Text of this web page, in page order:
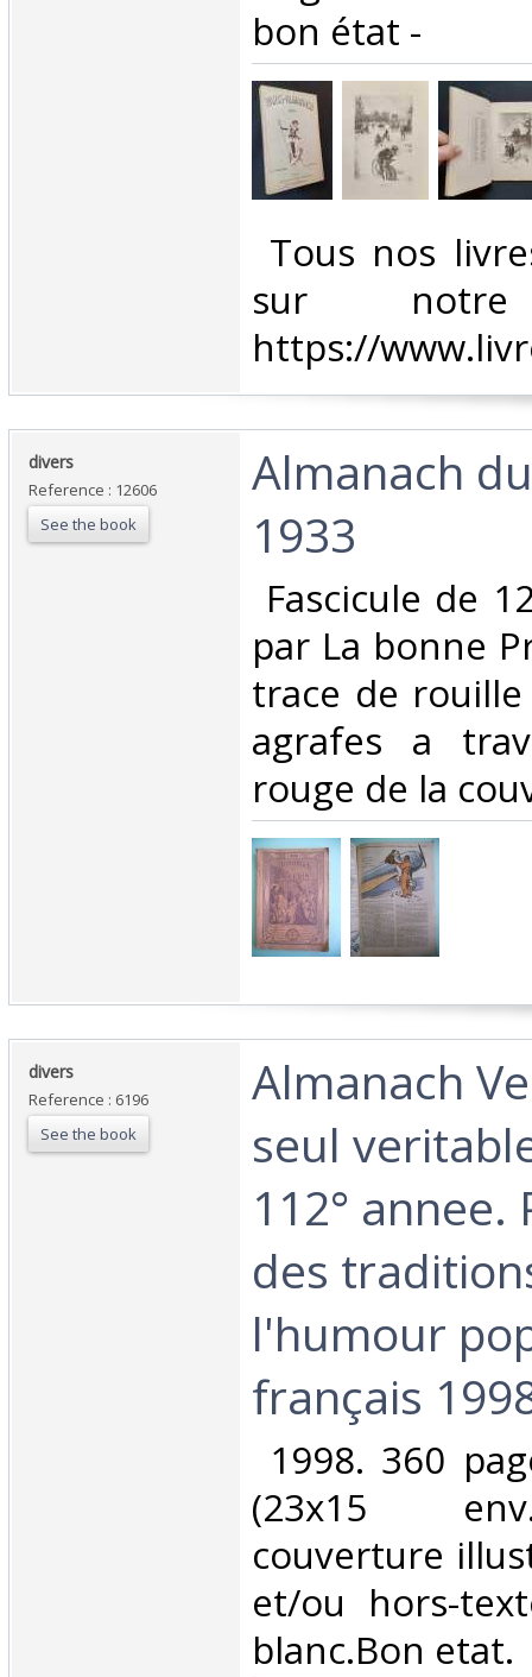
bon état - ‎
Tous nos
sur
https://
‎divers‎
Reference : 12606
See the book
‎Almanach
1933‎
Fascicule de
par La bonne
trace de
agrafes a
rouge de la
‎divers‎
Reference : 6196
See the book
‎Almanach
seul
112°
des
l'humour
français
1998. 360
(23x15
couverture
et/ou hors-
blanc.Bon etat.‎